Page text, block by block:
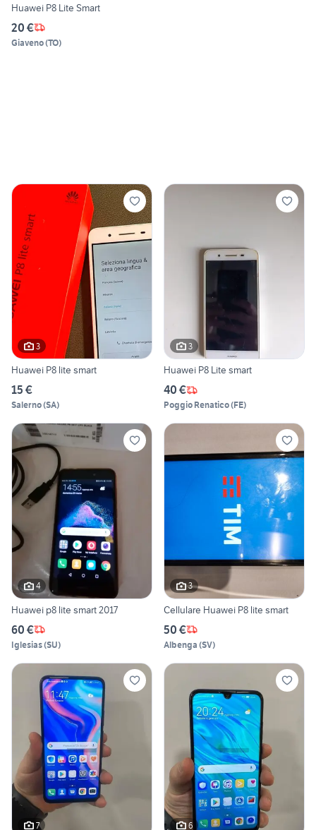
Huawei P8 Lite Smart
20 €
Giaveno(TO)
3
Huawei P8 lite smart
15 €
Salerno(SA)
3
Huawei P8 Lite smart
40 €
Poggio Renatico(FE)
4
Huawei p8 lite smart 2017
60 €
Iglesias(SU)
3
Cellulare Huawei P8 lite smart
50 €
Albenga (SV)
7 6